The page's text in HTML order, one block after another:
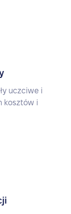
uczciwe i
kosztów i